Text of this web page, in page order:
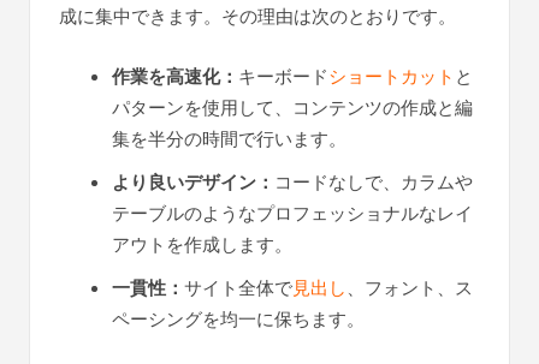
成に集中できます。その理由は次のとおりです。
作業を高速化： キーボードショートカット と
パターンを使用して、コンテンツの作成と編
集を半分の時間で行います。
より良いデザイン： コードなしで、カラムや
テーブルのようなプロフェッショナルなレイ
アウトを作成します。
一貫性： サイト全体で見出し、フォント、ス
ペーシングを均一に保ちます。